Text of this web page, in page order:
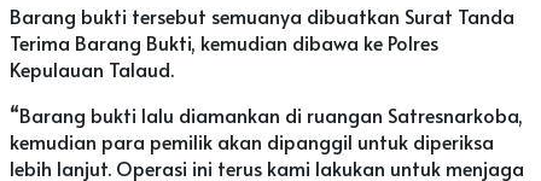
Barang bukti tersebut semuanya dibuatkan Surat Tanda
Terima Barang Bukti, kemudian dibawa ke Polres
Kepulauan Talaud.
“Barang bukti lalu diamankan di ruangan Satresnarkoba,
kemudian para pemilik akan dipanggil untuk diperiksa
lebih lanjut. Operasi ini terus kami lakukan untuk menjaga